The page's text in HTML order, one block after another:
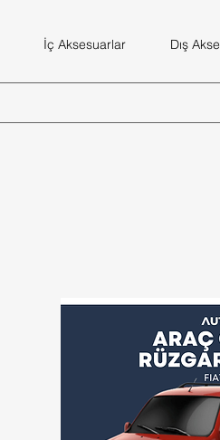
İç Aksesuarlar Dış